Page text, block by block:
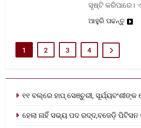
ସୃଷ୍ଟି କରିପାରେ।
ଆହୁରି ପଢନ୍ତୁ
1 2 3 4
୧୧ ବଲ୍‌ରେ ହାପ୍ ସେଞ୍ଚୁରୀ, ସୂର୍ଯ୍ୟବଂଶୀଙ୍କ
ହେଲା ନାହିଁ ସଭ୍ୟ ପଦ ରଦ୍ଦ,ବଜେଡ଼ି ପିଟିସନ